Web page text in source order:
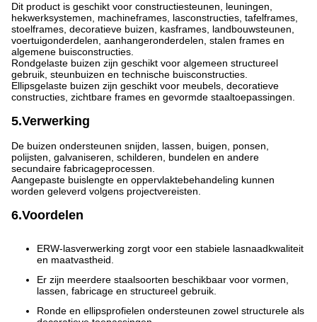
Dit product is geschikt voor constructiesteunen, leuningen,
hekwerksystemen, machineframes, lasconstructies, tafelframes,
stoelframes, decoratieve buizen, kasframes, landbouwsteunen,
voertuigonderdelen, aanhangeronderdelen, stalen frames en
algemene buisconstructies.
Rondgelaste buizen zijn geschikt voor algemeen structureel
gebruik, steunbuizen en technische buisconstructies.
Ellipsgelaste buizen zijn geschikt voor meubels, decoratieve
constructies, zichtbare frames en gevormde staaltoepassingen.
5.Verwerking
De buizen ondersteunen snijden, lassen, buigen, ponsen,
polijsten, galvaniseren, schilderen, bundelen en andere
secundaire fabricageprocessen.
Aangepaste buislengte en oppervlaktebehandeling kunnen
worden geleverd volgens projectvereisten.
6.Voordelen
ERW-lasverwerking zorgt voor een stabiele lasnaadkwaliteit
en maatvastheid.
Er zijn meerdere staalsoorten beschikbaar voor vormen,
lassen, fabricage en structureel gebruik.
Ronde en ellipsprofielen ondersteunen zowel structurele als